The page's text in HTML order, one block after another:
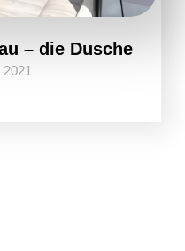
– die Dusche
2021